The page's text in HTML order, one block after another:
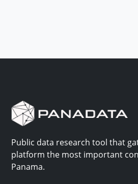
Public data research tool that
platform the most important
Panama.